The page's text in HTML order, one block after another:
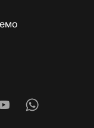
YoutubeWhatsapp